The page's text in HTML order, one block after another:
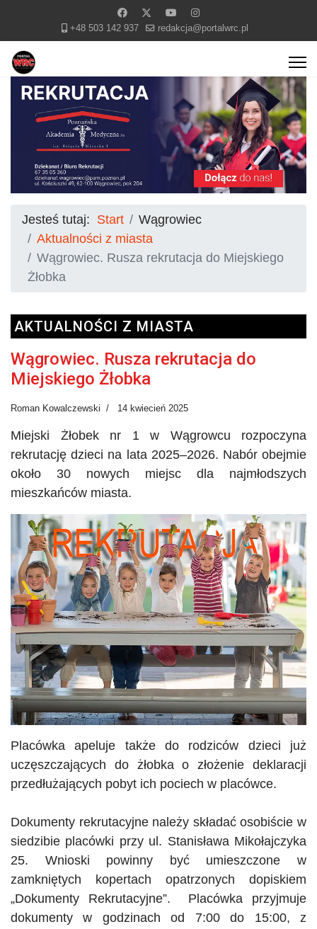
+48 503 142 937 redakcja@portalwrc.pl
Jesteś tutaj: Start
Wągrowiec
Aktualności z miasta
Wągrowiec. Rusza rekrutacja do Miejskiego
Żłobka
AKTUALNOŚCI Z MIASTA
Wągrowiec. Rusza rekrutacja do
Miejskiego Żłobka
Roman Kowalczewski 14 kwiecień 2025
Miejski Żłobek nr 1 w Wągrowcu rozpoczyna
rekrutację dzieci na lata 2025–2026. Nabór obejmie
około 30 nowych miejsc dla najmłodszych
mieszkańców miasta.
Placówka apeluje także do rodziców dzieci już
uczęszczających do żłobka o złożenie deklaracji
przedłużających pobyt ich pociech w placówce.
Dokumenty rekrutacyjne należy składać osobiście w
siedzibie placówki przy ul. Stanisława Mikołajczyka
25. Wnioski powinny być umieszczone w
zamkniętych kopertach opatrzonych dopiskiem
„Dokumenty Rekrutacyjne”. Placówka przyjmuje
dokumenty w godzinach od 7:00 do 15:00, z